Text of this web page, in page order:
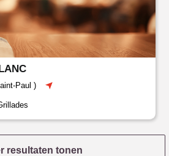
Paul )
resultaten tonen